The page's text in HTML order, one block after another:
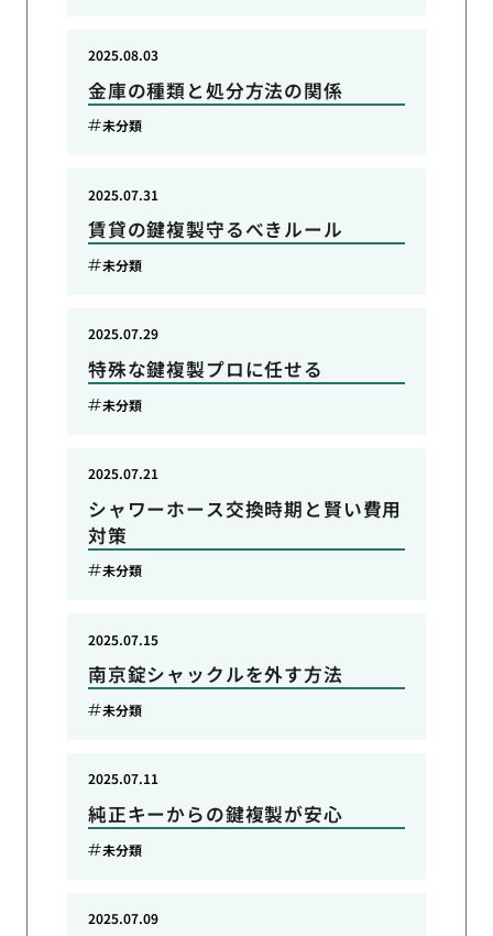
金庫の種類と処分方法の関係
2025.08.03
未分類
賃貸の鍵複製守るべきルール
2025.07.31
未分類
特殊な鍵複製プロに任せる
2025.07.29
未分類
シャワーホース交換時期と賢い費用
対策
2025.07.21
未分類
南京錠シャックルを外す方法
2025.07.15
未分類
純正キーからの鍵複製が安心
2025.07.11
未分類
2025.07.09